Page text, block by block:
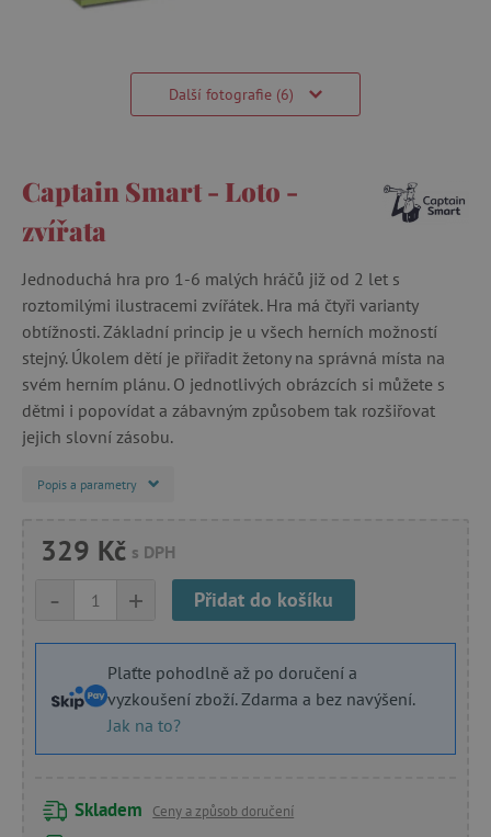
Další fotografie (6)
Captain Smart - Loto -
zvířata
Jednoduchá hra pro 1-6 malých hráčů již od 2 let s
roztomilými ilustracemi zvířátek. Hra má čtyři varianty
obtížnosti. Základní princip je u všech herních možností
stejný. Úkolem dětí je přiřadit žetony na správná místa na
svém herním plánu. O jednotlivých obrázcích si můžete s
dětmi i popovídat a zábavným způsobem tak rozšiřovat
jejich slovní zásobu.
Popis a parametry
329 Kč s DPH
+
- Přidat do košíku
Plaťte pohodlně až po doručení a
vyzkoušení zboží. Zdarma a bez navýšení.
Jak na to?
Skladem Ceny a způsob doručení